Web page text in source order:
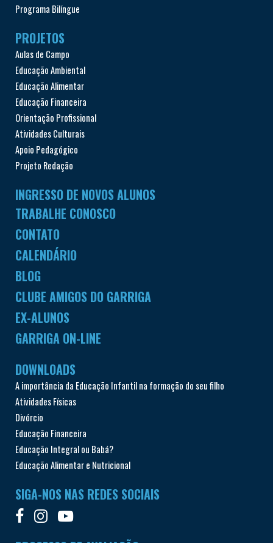
Programa Bilíngue
PROJETOS
Aulas de Campo
Educação Ambiental
Educação Alimentar
Educação Financeira
Orientação Profissional
Atividades Culturais
Apoio Pedagógico
Projeto Redação
INGRESSO DE NOVOS ALUNOS
TRABALHE CONOSCO
CONTATO
CALENDÁRIO
BLOG
CLUBE AMIGOS DO GARRIGA
EX-ALUNOS
GARRIGA ON-LINE
DOWNLOADS
A importância da Educação Infantil na formação do seu filho
Atividades Físicas
Divórcio
Educação Financeira
Educação Integral ou Babá?
Educação Alimentar e Nutricional
SIGA-NOS NAS REDES SOCIAIS